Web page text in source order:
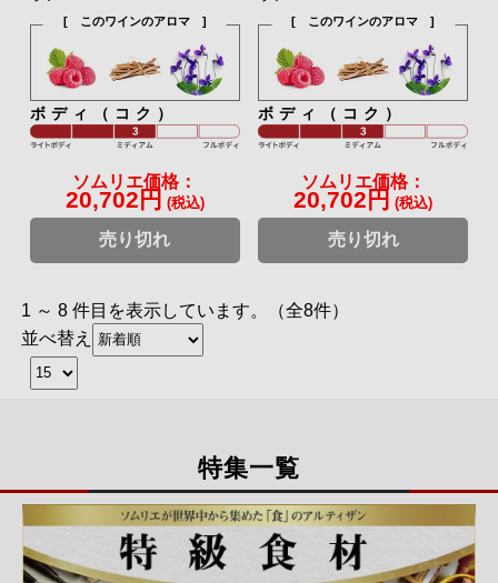
[ このワインのアロマ ]
ボディ（コク）
ソムリエ価格：
20,702円 (税込)
売り切れ
[ このワインのアロマ ]
ボディ（コク）
ソムリエ価格：
20,702円 (税込)
売り切れ
1 ～ 8 件目を表示しています。（全8件）
並べ替え
特集一覧